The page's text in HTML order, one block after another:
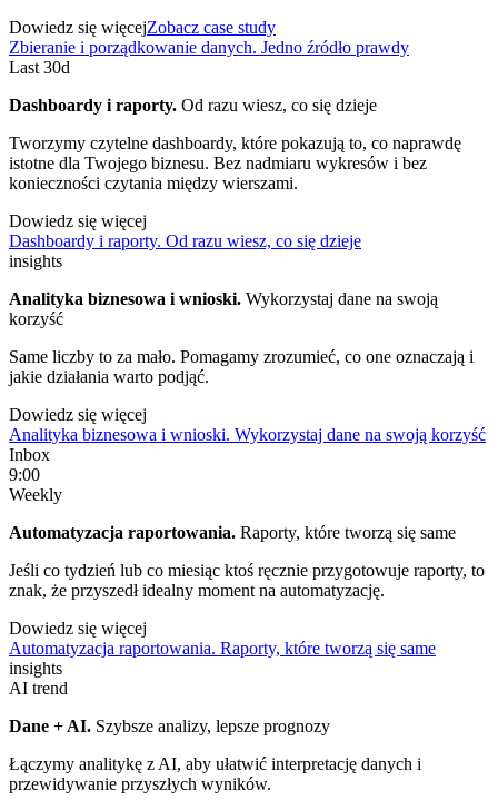
Dowiedz się więcejZobacz case study
Zbieranie i porządkowanie danych. Jedno źródło prawdy
Last 30d
Dashboardy i raporty. Od razu wiesz, co się dzieje
Tworzymy czytelne dashboardy, które pokazują to, co naprawdę
istotne dla Twojego biznesu. Bez nadmiaru wykresów i bez
konieczności czytania między wierszami.
Dowiedz się więcej
Dashboardy i raporty. Od razu wiesz, co się dzieje
insights
Analityka biznesowa i wnioski. Wykorzystaj dane na swoją
korzyść
Same liczby to za mało. Pomagamy zrozumieć, co one oznaczają i
jakie działania warto podjąć.
Dowiedz się więcej
Analityka biznesowa i wnioski. Wykorzystaj dane na swoją korzyść
Inbox
9:00
Weekly
Automatyzacja raportowania. Raporty, które tworzą się same
Jeśli co tydzień lub co miesiąc ktoś ręcznie przygotowuje raporty, to
znak, że przyszedł idealny moment na automatyzację.
Dowiedz się więcej
Automatyzacja raportowania. Raporty, które tworzą się same
insights
AI trend
Dane + AI. Szybsze analizy, lepsze prognozy
Łączymy analitykę z AI, aby ułatwić interpretację danych i
przewidywanie przyszłych wyników.